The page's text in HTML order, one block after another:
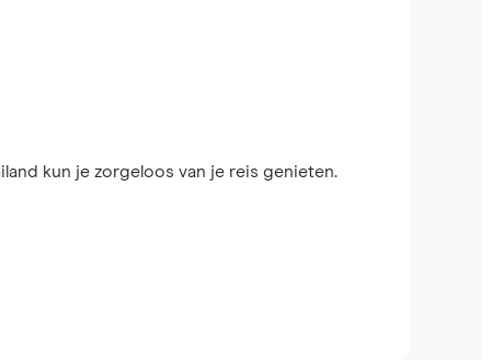
kun je zorgeloos van je reis genieten.